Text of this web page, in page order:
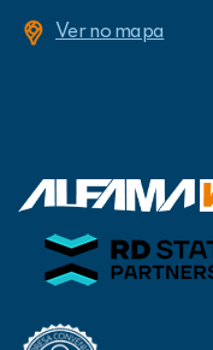
Ver no mapa